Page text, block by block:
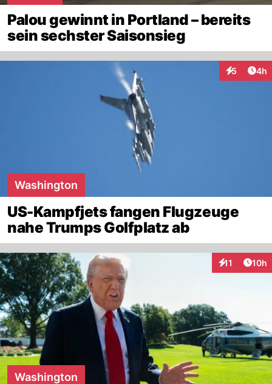
Palou gewinnt in Portland – bereits
sein sechster Saisonsieg
5 4h
Washington
US-Kampfjets fangen Flugzeuge
nahe Trumps Golfplatz ab
11
Interaktionen
10h
Washington